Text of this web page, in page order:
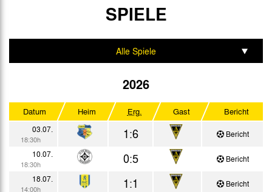
SPIELE
Alle Spiele
3. Liga
2026
Datum Heim Erg. Gast Bericht
03.07.
18:30h 1:6
Bericht
10.07.
18:30h 0:5
Bericht
18.07.
14:00h 1:1
Bericht